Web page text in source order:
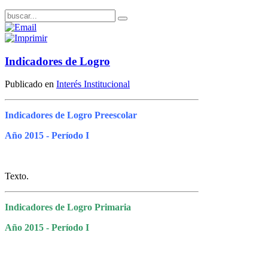
Indicadores de Logro
Publicado en Interés Institucional
Indicadores de Logro Preescolar
Año 2015 - Período I
Texto.
Indicadores de Logro Primaria
Año 2015 - Período I